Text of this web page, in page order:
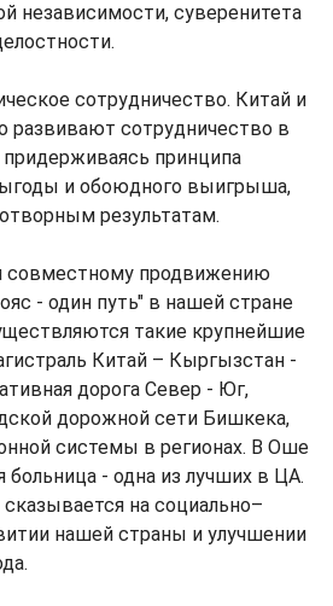
независимости, суверенитета
сотрудничество. Китай и
развивают сотрудничество в
придерживаясь принципа
и обоюдного выигрыша,
результатам.
совместному продвижению
- один путь" в нашей стране
такие крупнейшие
Китай – Кыргызстан -
дорога Север - Юг,
дорожной сети Бишкека,
системы в регионах. В Оше
больница - одна из лучших в ЦА.
сказывается на социально–
нашей страны и улучшении